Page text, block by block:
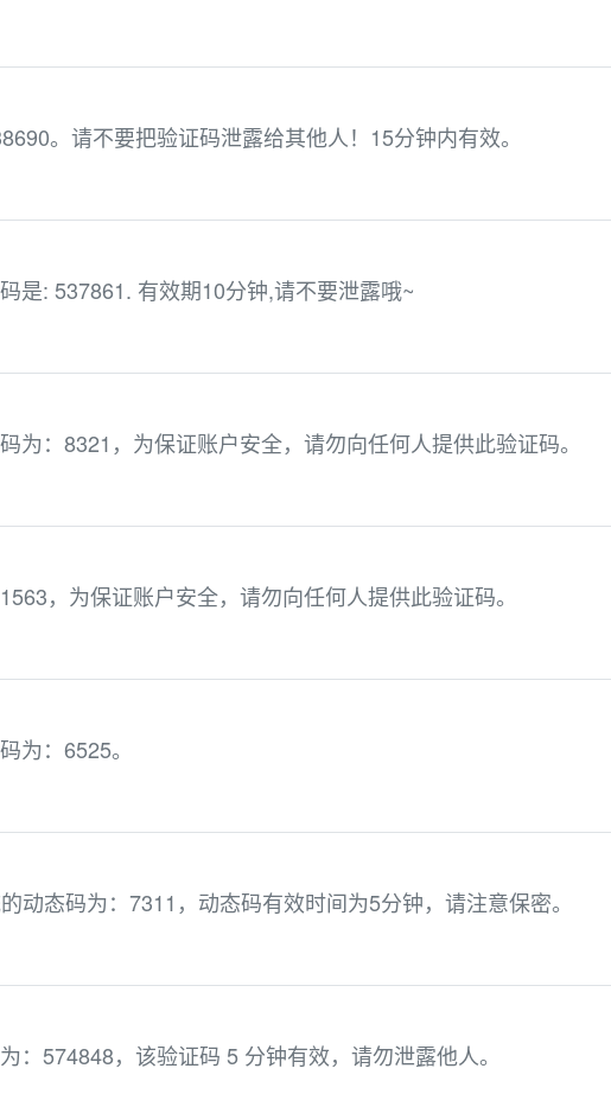
。请不要把验证码泄露给其他人！15分钟内有效。
是: 537861. 有效期10分钟,请不要泄露哦~
为：8321，为保证账户安全，请勿向任何人提供此验证码。
，为保证账户安全，请勿向任何人提供此验证码。
为：6525。
动态码为：7311，动态码有效时间为5分钟，请注意保密。
：574848，该验证码 5 分钟有效，请勿泄露他人。